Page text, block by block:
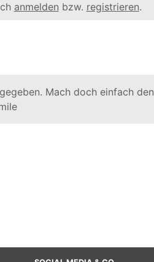
anmelden bzw. registrieren.
Mach doch einfach den